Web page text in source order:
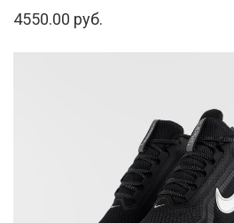
4550.00 руб.